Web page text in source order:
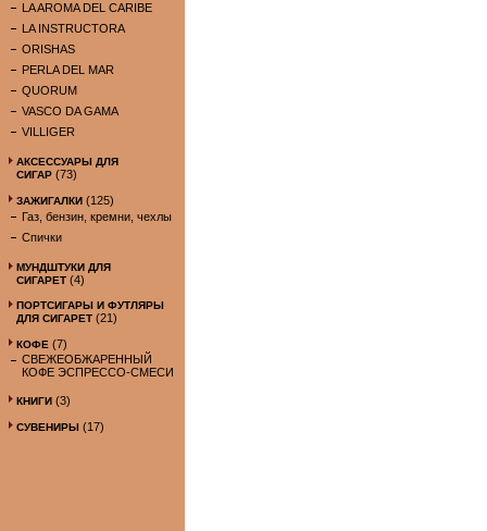
LA AROMA DEL CARIBE
LA INSTRUCTORA
ORISHAS
PERLA DEL MAR
QUORUM
VASCO DA GAMA
VILLIGER
АКСЕССУАРЫ ДЛЯ
СИГАР (73)
ЗАЖИГАЛКИ (125)
Газ, бензин, кремни, чехлы
Спички
МУНДШТУКИ ДЛЯ
СИГАРЕТ (4)
ПОРТСИГАРЫ И ФУТЛЯРЫ
ДЛЯ СИГАРЕТ (21)
КОФЕ (7)
СВЕЖЕОБЖАРЕННЫЙ
КОФЕ ЭСПРЕССО-СМЕСИ
КНИГИ (3)
СУВЕНИРЫ (17)